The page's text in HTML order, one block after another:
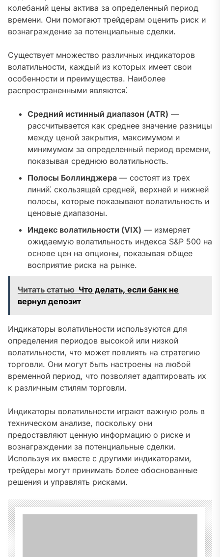
колебаний цены актива за определенный период
времени. Они помогают трейдерам оценить риск и
вознаграждение за потенциальные сделки.
Существует множество различных индикаторов
волатильности, каждый из которых имеет свои
особенности и преимущества. Наиболее
распространенными являются⁚
Средний истинный диапазон (ATR) —
рассчитывается как среднее значение разницы
между ценой закрытия, максимумом и
минимумом за определенный период времени,
показывая среднюю волатильность.
Полосы Боллинджера — состоят из трех
линий⁚ скользящей средней, верхней и нижней
полосы, которые показывают волатильность и
ценовые диапазоны.
Индекс волатильности (VIX) — измеряет
ожидаемую волатильность индекса S&P 500 на
основе цен на опционы, показывая общее
восприятие риска на рынке.
Читать статью Что делать, если банк не
вернул депозит
Индикаторы волатильности используются для
определения периодов высокой или низкой
волатильности, что может повлиять на стратегию
торговли. Они могут быть настроены на любой
временной период, что позволяет адаптировать их
к различным стилям торговли.
Индикаторы волатильности играют важную роль в
техническом анализе, поскольку они
предоставляют ценную информацию о риске и
вознаграждении за потенциальные сделки.
Используя их вместе с другими индикаторами,
трейдеры могут принимать более обоснованные
решения и управлять рисками.